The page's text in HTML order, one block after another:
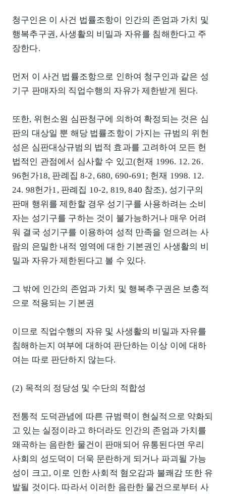
청구인은 이 사건 법률조항이 인간의 존엄과 가치 및
행복추구권, 사생활의 비밀과 자유를 침해한다고 주
장한다.
먼저 이 사건 법률조항으로 인하여 청구인과 같은 성
기구 판매자의 직업수행의 자유가 제한받게 된다.
또한, 위헌소원 심판청구에 의하여 확정되는 것은 심
판의 대상일 뿐 해당 법률조항이 가지는 규범의 위헌
성은 심판대상규범의 법적 효과를 고려하여 모든 헌
법적인 관점에서 심사할 수 있고(헌재 1996. 12. 26.
96헌가18, 판례집 8-2, 680, 690-691; 헌재 1998. 12.
24. 98헌가1, 판례집 10-2, 819, 840 참조), 성기구의
판매 행위를 제한할 경우 성기구를 사용하려는 소비
자는 성기구를 구하는 것이 불가능하거나 매우 어려
워 결국 성기구를 이용하여 성적 만족을 얻으려는 사
람의 은밀한 내적 영역에 대한 기본권인 사생활의 비
밀과 자유가 제한된다고 볼 수 있다.
그 밖에 인간의 존엄과 가치 및 행복추구권은 보충적
으로 적용되는 기본권
이므로 직업수행의 자유 및 사생활의 비밀과 자유를
침해하는지 여부에 대하여 판단하는 이상 이에 대하
여는 따로 판단하지 않는다.
(2) 목적의 정당성 및 수단의 적합성
전통적 도덕관념에 따른 규범력이 현실적으로 약화되
고 있는 실정이라고 하더라도 인간의 존엄과 가치를
왜곡하는 음란한 물건이 판매되어 유통된다면 우리
사회의 성도덕이 더욱 문란하게 되거나 파괴될 가능
성이 크고, 이로 인한 사회적 혐오감과 불쾌감 또한 유
발될 것이다. 따라서 이러한 음란한 물건으로부터 사